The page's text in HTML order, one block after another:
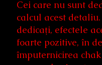
Cei care nu sunt
calcul acest
dedicaţi, efectele
foarte pozitive, în
împuternicirea